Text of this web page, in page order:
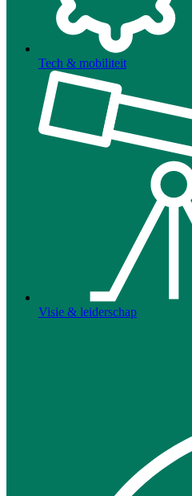
Tech & mobiliteit
Visie & leiderschap